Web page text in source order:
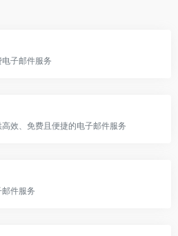
子邮件服务
效、免费且便捷的电子邮件服务
件服务